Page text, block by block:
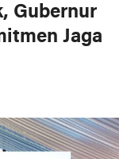
Gubernur
Jaga